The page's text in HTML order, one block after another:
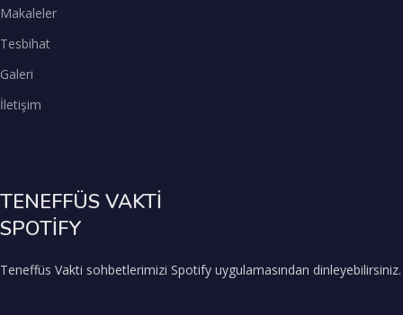
Makaleler
Tesbihat
Galeri
İletişim
TENEFFÜS VAKTİ
SPOTİFY
Teneffüs Vakti sohbetlerimizi Spotify uygulamasından dinleyebilirsiniz.